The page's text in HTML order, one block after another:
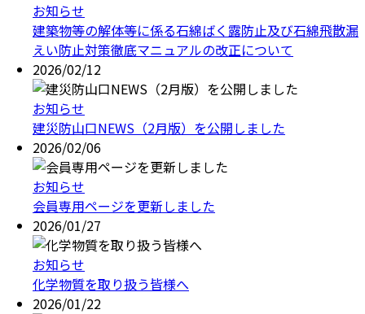
お知らせ
建築物等の解体等に係る石綿ばく露防止及び石綿飛散漏
えい防止対策徹底マニュアルの改正について
2026/02/12
お知らせ
建災防山口NEWS（2月版）を公開しました
2026/02/06
お知らせ
会員専用ページを更新しました
2026/01/27
お知らせ
化学物質を取り扱う皆様へ
2026/01/22